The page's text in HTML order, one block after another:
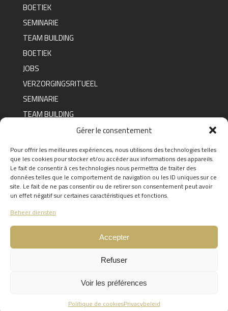
Gérer le consentement
Pour offrir les meilleures expériences, nous utilisons des technologies telles
que les cookies pour stocker et/ou accéder aux informations des appareils.
Le fait de consentir à ces technologies nous permettra de traiter des
données telles que le comportement de navigation ou les ID uniques sur ce
site. Le fait de ne pas consentir ou de retirer son consentement peut avoir
un effet négatif sur certaines caractéristiques et fonctions.
Beheer diensten
Accepter
Refuser
Voir les préférences
Politique de cookiesPrivacybeleid
BOETIEK
SEMINARIE
TEAM BUILDING
BOETIEK
JOBS
VERZORGINGSRITUEEL
SEMINARIE
TEAM BUILDING
FAQ
FIND THE ANSWERS TO YOUR
QUESTIONS BY CLICKINGHERE
Caractere